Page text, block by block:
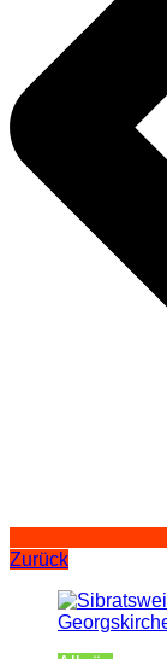
Zurück